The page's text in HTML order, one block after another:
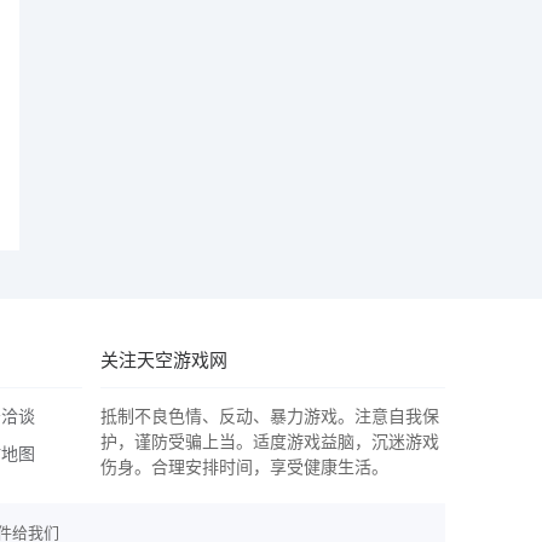
谈
图
关注天空游戏网
抵制不良色情、反动、暴力游戏。注意自我保
护，谨防受骗上当。适度游戏益脑，沉迷游戏
伤身。合理安排时间，享受健康生活。
给我们